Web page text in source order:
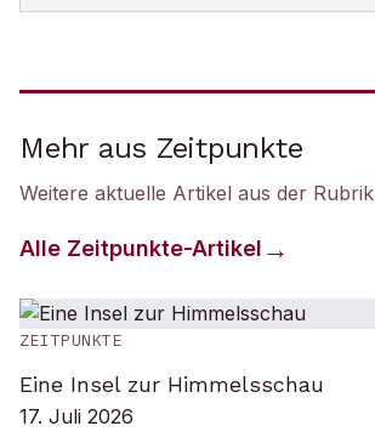
Mehr aus Zeitpunkte
Weitere aktuelle Artikel aus der Rubrik
Alle Zeitpunkte-Artikel
ZEITPUNKTE
Eine Insel zur Himmelsschau
17. Juli 2026